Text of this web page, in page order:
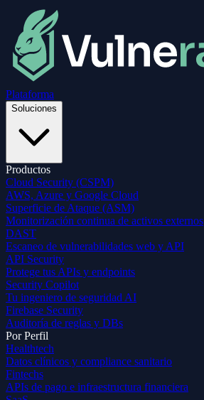
Plataforma
Soluciones
Productos
Cloud Security (CSPM)
AWS, Azure y Google Cloud
Superficie de Ataque (ASM)
Monitorización continua de activos externos
DAST
Escaneo de vulnerabilidades web y API
API Security
Protege tus APIs y endpoints
Security Copilot
Tu ingeniero de seguridad AI
Firebase Security
Auditoría de reglas y DBs
Por Perfil
Healthtech
Datos clínicos y compliance sanitario
Fintechs
APIs de pago e infraestructura financiera